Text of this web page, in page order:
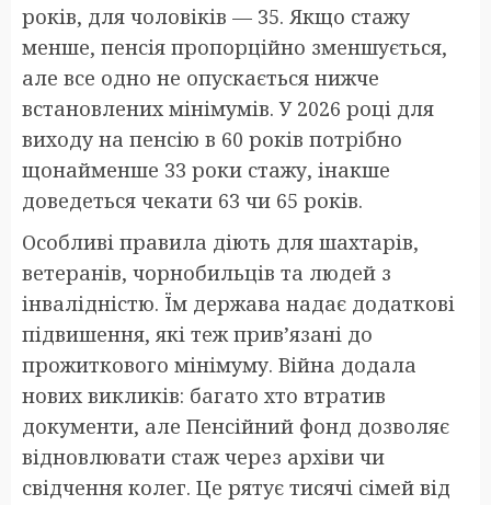
років, для чоловіків — 35. Якщо стажу
менше, пенсія пропорційно зменшується,
але все одно не опускається нижче
встановлених мінімумів. У 2026 році для
виходу на пенсію в 60 років потрібно
щонайменше 33 роки стажу, інакше
доведеться чекати 63 чи 65 років.
Особливі правила діють для шахтарів,
ветеранів, чорнобильців та людей з
інвалідністю. Їм держава надає додаткові
підвишення, які теж прив’язані до
прожиткового мінімуму. Війна додала
нових викликів: багато хто втратив
документи, але Пенсійний фонд дозволяє
відновлювати стаж через архіви чи
свідчення колег. Це рятує тисячі сімей від